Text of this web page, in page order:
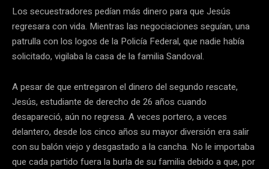
Los secuestradores pedían más dinero para que Jesús
regresara con vida. Mientras las negociaciones seguían, una
patrulla con los logos de la Policía Federal, que nadie había
solicitado, vigilaba la casa de la familia Sandoval.
A pesar de que entregaron el dinero del segundo rescate,
Jesús, estudiante de derecho de 26 años cuando
desapareció, aún no regresa. A veces portero, a veces
delantero, desde los cinco años su mayor diversión era salir
con su balón viejo y desgastado a la cancha. No le importaba
que cada partido fuera la burla de su familia debido a que, por